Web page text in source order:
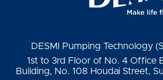
DESMI Pumping Technology
1st to 3rd Floor of No. 4 Office
Building, No. 108 Houdai Street,